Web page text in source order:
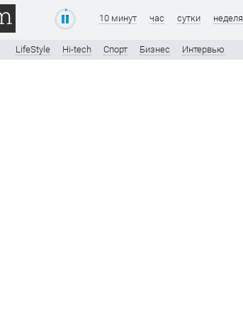
10 минут час сутки неделя
LifeStyle Hi-tech Спорт Бизнес Интервью